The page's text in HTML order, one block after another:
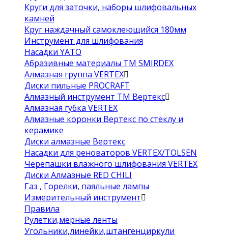
Круги для заточки, наборы шлифовальных
камней
Круг наждачный самоклеющийся 180мм
Инструмент для шлифования
Насадки YATO
Абразивные материалы ТМ SMIRDEX
Алмазная группа VERTEX
Диски пильные PROCRAFT
Алмазный инструмент ТМ Вертекс
Алмазная губка VERTEX
Алмазные коронки Вертекс по стеклу и
керамике
Диски алмазные Вертекс
Насадки для реноваторов VERTEX/TOLSEN
Черепашки влажного шлифования VERTEX
Диски Алмазные RED CHILI
Газ , Горелки, паяльные лампы
Измерительный инструмент
Правила
Рулетки,мерные ленты
Угольники,линейки,штангенциркули